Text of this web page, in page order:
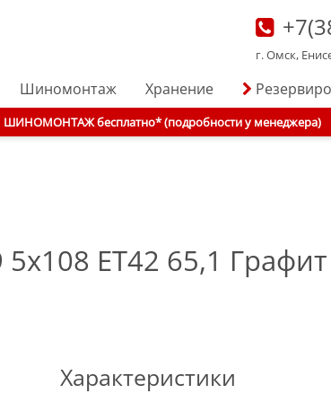
г. Омск,
Шиномонтаж Хранение
ШИНОМОНТАЖ бесплатно* (подробности у менеджера)
ET42 65,1 Графит
Характеристики